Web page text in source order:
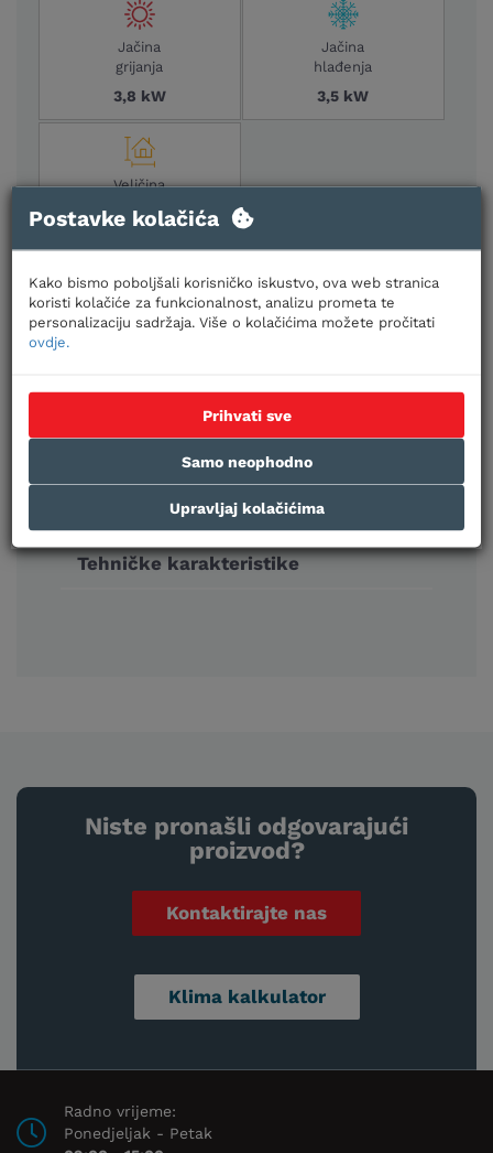
Jačina
grijanja
3,8 kW
Jačina
hlađenja
3,5 kW
Veličina
30-35 m2
Načini plaćanja:Gotovinom prilikom preuzimanja,
uplatom na račun, kreditnim karticama jednokratno i
na rate
Tehničke karakteristike
Niste pronašli odgovarajući
proizvod?
Kontaktirajte nas
Klima kalkulator
Radno vrijeme:
Ponedjeljak - Petak
Postavke kolačića
Kako bismo poboljšali korisničko iskustvo, ova web stranica
koristi kolačiće za funkcionalnost, analizu prometa te
personalizaciju sadržaja. Više o kolačićima možete pročitati
ovdje.
Prihvati sve
Samo neophodno
Upravljaj kolačićima